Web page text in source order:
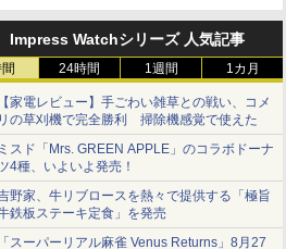
Impress Watchシリーズ 人気記事
24時間 1週間 1カ月
家電レビュー】手ごわい雑草との戦い、コメ
の草刈機で完全勝利 掃除機感覚で使えた
スド「Mrs. GREEN APPLE」のコラボドーナ
4種、いよいよ発売！
野家、牛リブロースを熱々で提供する「極旨
鉄板ステーキ定食」を発売
スーパーリアル麻雀 Venus Returns」8月27